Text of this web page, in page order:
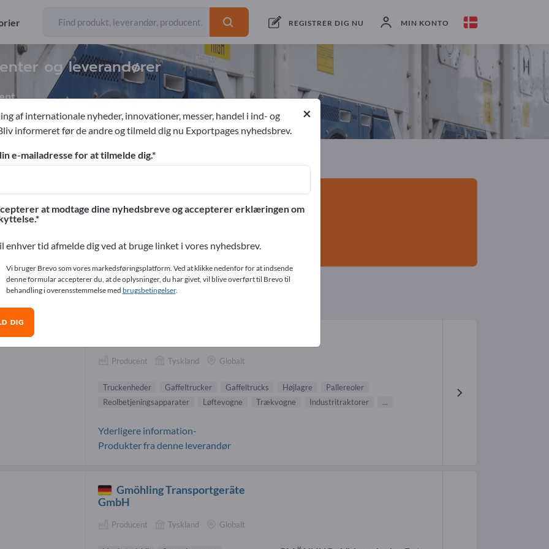
REGISTRER DIG NU MIN KONTO
og leverandører
eksportører Producent
inventar Butoksindretninger Reolsystemer
>> start her
dine produkter på Exportpages.
her
leverandører (8)
Producent Tyskland Globalt
Truckenheder Gaffeltrucker Gaffeltrucks Højlagre
Pallereoler
Reolbetjeningsapparater
Løftevogne Trækvogne Industritraktorer ...
Yderligere information-
Produkter fra denne leverandør
Gmöhling Transportgeräte
GmbH
Producent Tyskland Globalt
×
af internationale nyheder, innovationer, messer, handel i ind- og
informeret før de andre og tilmeld dig nu Exportpages nyhedsbrev.
e-mailadresse for at tilmelde dig.
at modtage dine nyhedsbreve og accepterer erklæringen om
enhver tid afmelde dig ved at bruge linket i vores nyhedsbrev.
Vi bruger Brevo som vores markedsføringsplatform. Ved at klikke nedenfor for at indsende
denne formular accepterer du, at de oplysninger, du har givet, vil blive overført til Brevo til
behandling i overensstemmelse med brugsbetingelser.
DIG